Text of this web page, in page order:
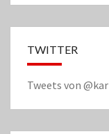
TWITTER
Tweets von